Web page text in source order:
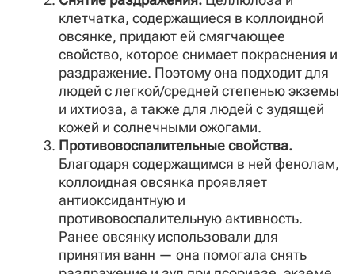
клетчатка, содержащиеся в коллоидной
овсянке, придают ей смягчающее
свойство, которое снимает покраснения и
раздражение. Поэтому она подходит для
людей с легкой/средней степенью экземы
и ихтиоза, а также для людей с зудящей
кожей и солнечными ожогами.
Противовоспалительные свойства.
Благодаря содержащимся в ней фенолам,
коллоидная овсянка проявляет
антиоксидантную и
противовоспалительную активность.
Ранее овсянку использовали для
принятия ванн — она помогала снять